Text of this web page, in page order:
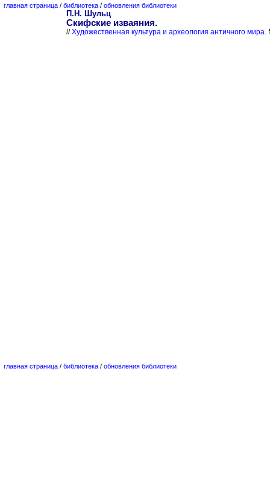
главная страница / библиотека / обновления библиотеки
П.Н. Шульц
Скифские изваяния.
//Художественная культура и археология античного мира.
главная страница / библиотека / обновления библиотеки